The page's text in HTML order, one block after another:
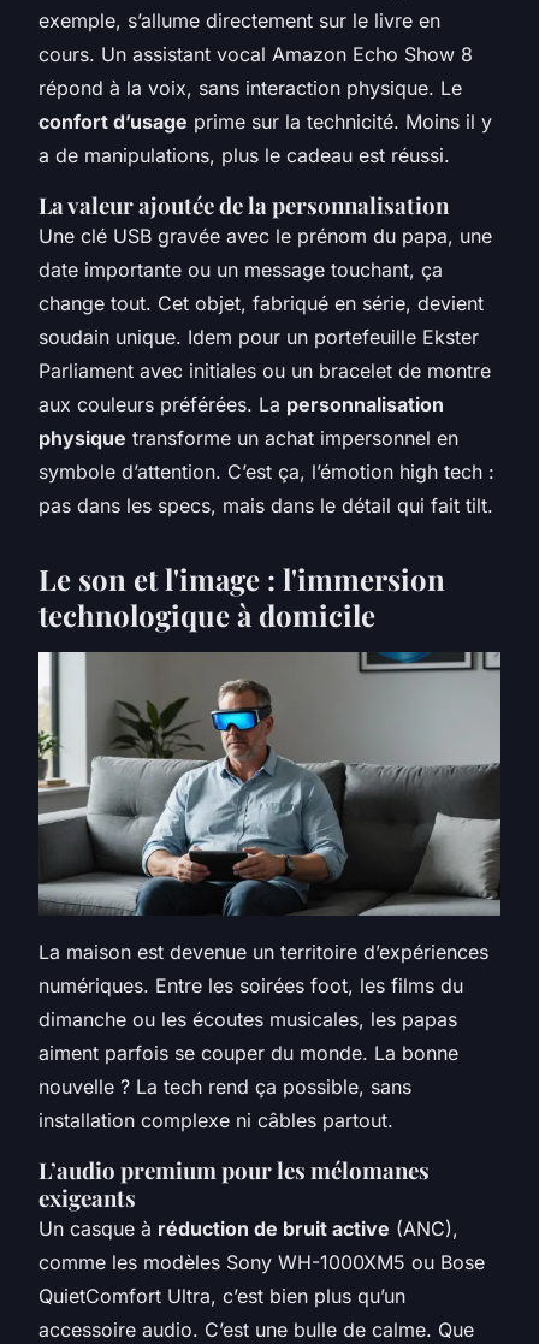
exemple, s’allume directement sur le livre en
cours. Un assistant vocal Amazon Echo Show 8
répond à la voix, sans interaction physique. Le
confort d’usage prime sur la technicité. Moins il y
a de manipulations, plus le cadeau est réussi.
La valeur ajoutée de la personnalisation
Une clé USB gravée avec le prénom du papa, une
date importante ou un message touchant, ça
change tout. Cet objet, fabriqué en série, devient
soudain unique. Idem pour un portefeuille Ekster
Parliament avec initiales ou un bracelet de montre
aux couleurs préférées. La personnalisation
physique transforme un achat impersonnel en
symbole d’attention. C’est ça, l’émotion high tech :
pas dans les specs, mais dans le détail qui fait tilt.
Le son et l'image : l'immersion
technologique à domicile
La maison est devenue un territoire d’expériences
numériques. Entre les soirées foot, les films du
dimanche ou les écoutes musicales, les papas
aiment parfois se couper du monde. La bonne
nouvelle ? La tech rend ça possible, sans
installation complexe ni câbles partout.
L’audio premium pour les mélomanes
exigeants
Un casque à réduction de bruit active (ANC),
comme les modèles Sony WH-1000XM5 ou Bose
QuietComfort Ultra, c’est bien plus qu’un
accessoire audio. C’est une bulle de calme. Que